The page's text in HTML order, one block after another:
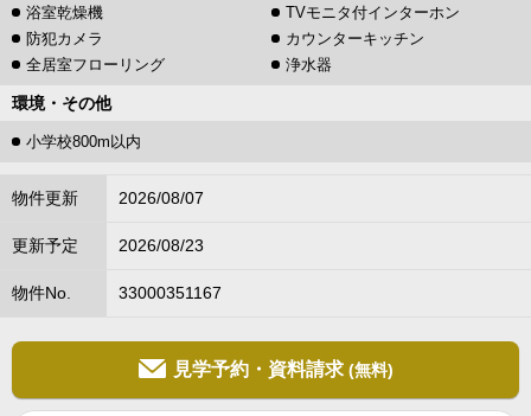
浴室乾燥機
TVモニタ付インターホン
防犯カメラ
カウンターキッチン
全居室フローリング
浄水器
環境・その他
小学校800m以内
物件更新 2026/08/07
更新予定 2026/08/23
物件No. 33000351167
見学予約・資料請求 (無料)